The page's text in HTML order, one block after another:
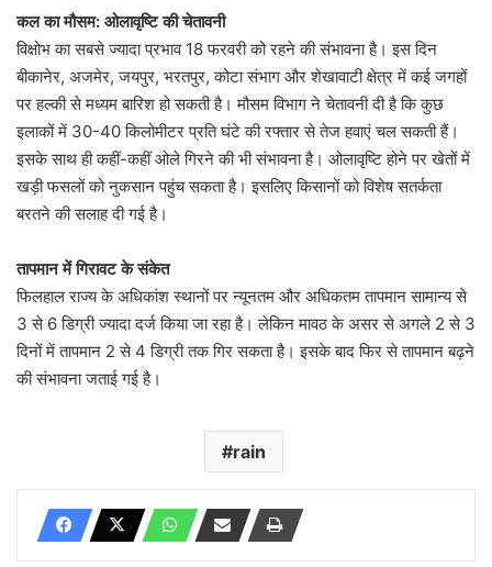
कल का मौसम: ओलावृष्टि की चेतावनी
विक्षोभ का सबसे ज्यादा प्रभाव 18 फरवरी को रहने की संभावना है। इस दिन
बीकानेर, अजमेर, जयपुर, भरतपुर, कोटा संभाग और शेखावाटी क्षेत्र में कई जगहों
पर हल्की से मध्यम बारिश हो सकती है। मौसम विभाग ने चेतावनी दी है कि कुछ
इलाकों में 30-40 किलोमीटर प्रति घंटे की रफ्तार से तेज हवाएं चल सकती हैं।
इसके साथ ही कहीं-कहीं ओले गिरने की भी संभावना है। ओलावृष्टि होने पर खेतों में
खड़ी फसलों को नुकसान पहुंच सकता है। इसलिए किसानों को विशेष सतर्कता
बरतने की सलाह दी गई है।
तापमान में गिरावट के संकेत
फिलहाल राज्य के अधिकांश स्थानों पर न्यूनतम और अधिकतम तापमान सामान्य से
3 से 6 डिग्री ज्यादा दर्ज किया जा रहा है। लेकिन मावठ के असर से अगले 2 से 3
दिनों में तापमान 2 से 4 डिग्री तक गिर सकता है। इसके बाद फिर से तापमान बढ़ने
की संभावना जताई गई है।
rain